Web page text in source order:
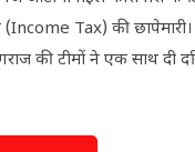
Tax) की
की टीमों ने एक साथ दी